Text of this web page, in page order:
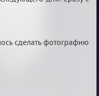
сделать фотографию